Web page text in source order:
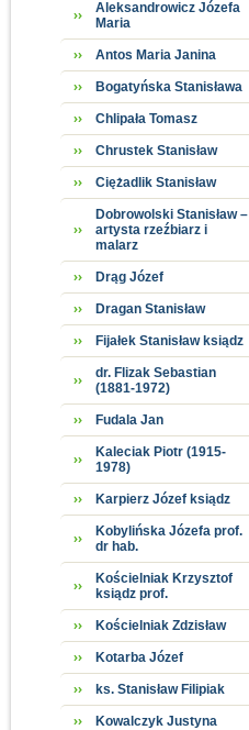
Aleksandrowicz Józefa
Maria
Antos Maria Janina
Bogatyńska Stanisława
Chlipała Tomasz
Chrustek Stanisław
Ciężadlik Stanisław
Dobrowolski Stanisław –
artysta rzeźbiarz i
malarz
Drąg Józef
Dragan Stanisław
Fijałek Stanisław ksiądz
dr. Flizak Sebastian
(1881-1972)
Fudala Jan
Kaleciak Piotr (1915-
1978)
Karpierz Józef ksiądz
Kobylińska Józefa prof.
dr hab.
Kościelniak Krzysztof
ksiądz prof.
Kościelniak Zdzisław
Kotarba Józef
ks. Stanisław Filipiak
Kowalczyk Justyna